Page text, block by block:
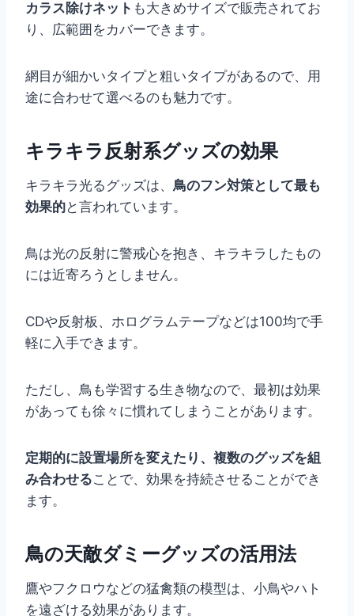
カラス除けネット も大きめサイズで販売されてお
り、広範囲をカバーできます。
網目が細かいタイプと粗いタイプがあるので、用
途に合わせて選べるのも魅力です。
キラキラ反射系グッズの効果
キラキラ光るグッズは、 鳥のフン対策として最も
効果的と言われています。
鳥は光の反射に警戒心を抱き、キラキラしたもの
には近寄ろうとしません。
CDや反射板、ホログラムテープなどは100均で手
軽に入手できます。
ただし、鳥も学習する生き物なので、最初は効果
があっても徐々に慣れてしまうことがあります。
定期的に設置場所を変えたり、複数のグッズを組
み合わせることで、効果を持続させることができ
ます。
鳥の天敵ダミーグッズの活用法
鷹やフクロウなどの猛禽類の模型は、小鳥やハト
を遠ざける効果があります。